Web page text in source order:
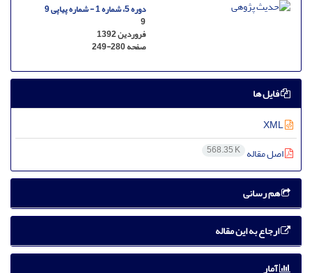
دوره 5، شماره 1 - شماره پیاپی 9
9
فروردین 1392
صفحه249-280
فایل ها
اصل مقاله 568.35 K
هم رسانی
ارجاع به این مقاله
آمار